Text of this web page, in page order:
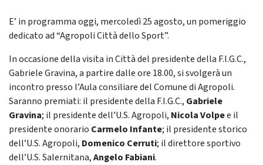
E’ in programma oggi, mercoledì 25 agosto, un pomeriggio
dedicato ad “Agropoli Città dello Sport”.
In occasione della visita in Città del presidente della F.I.G.C.,
Gabriele Gravina, a partire dalle ore 18.00, si svolgerà un
incontro presso l’Aula consiliare del Comune di Agropoli.
Saranno premiati: il presidente della F.I.G.C., Gabriele
Gravina; il presidente dell’U.S. Agropoli, Nicola Volpee il
presidente onorario Carmelo Infante; il presidente storico
dell’U.S. Agropoli, Domenico Cerruti; il direttore sportivo
dell’U.S. Salernitana,Angelo Fabiani.